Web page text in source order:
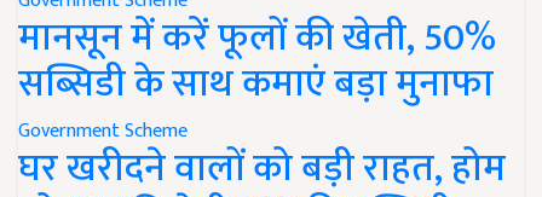
मानसून में करें फूलों की खेती, 50%
सब्सिडी के साथ कमाएं बड़ा मुनाफा
Government Scheme
घर खरीदने वालों को बड़ी राहत, होम